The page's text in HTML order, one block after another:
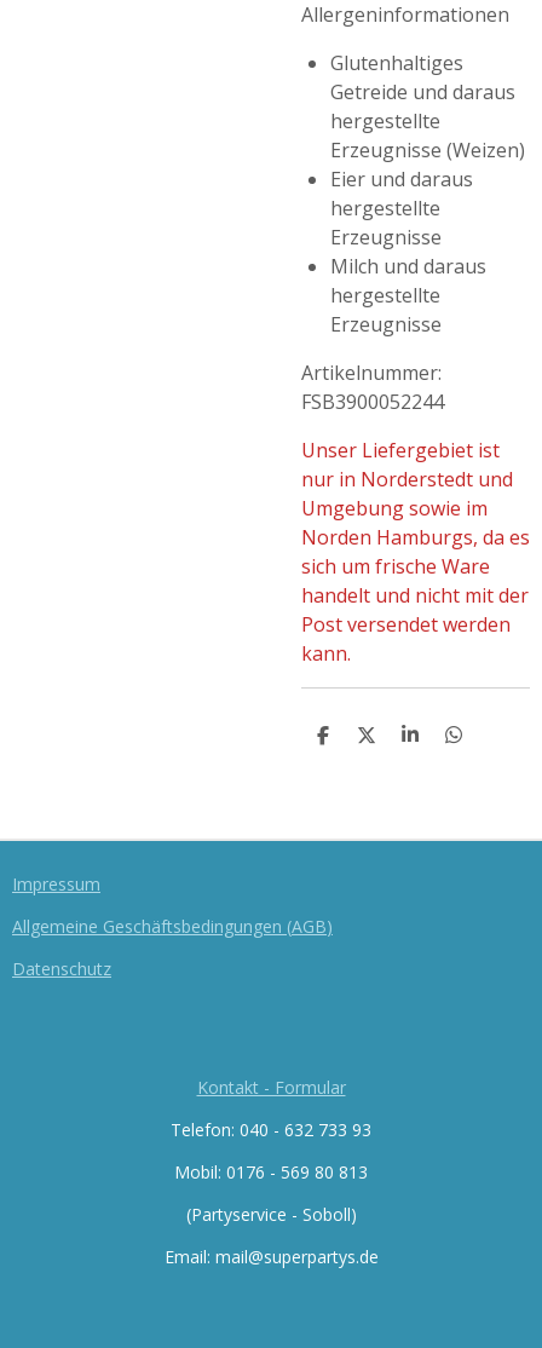
Allergeninformationen
Glutenhaltiges
Getreide und daraus
hergestellte
Erzeugnisse (Weizen)
Eier und daraus
hergestellte
Erzeugnisse
Milch und daraus
hergestellte
Erzeugnisse
Artikelnummer:
FSB3900052244
Unser Liefergebiet ist
nur in Norderstedt und
Umgebung sowie im
Norden Hamburgs, da es
sich um frische Ware
handelt und nicht mit der
Post versendet werden
kann.
T
N
T
N
T
N
T
N
Impressum
Allgemeine Geschäftsbedingungen (AGB)
Datenschutz
Kontakt - Formular
Telefon: 040 - 632 733 93
Mobil: 0176 - 569 80 813
(Partyservice - Soboll)
Email: mail@superpartys.de